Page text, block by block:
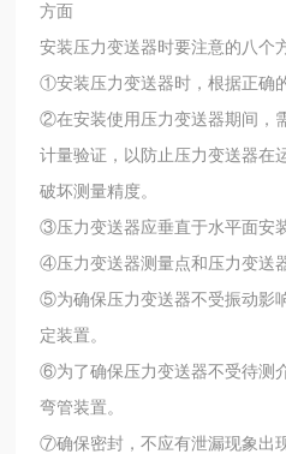
方面
安装压力变送器时要注意的八个
①安装压力变送器时，根据正确
②在安装使用压力变送器期间，
计量验证，以防止压力变送器在
破坏测量精度。
③压力变送器应垂直于水平面安
④压力变送器测量点和压力变送
⑤为确保压力变送器不受振动影
定装置。
⑥为了确保压力变送器不受待测
弯管装置。
⑦确保密封，不应有泄漏现象出